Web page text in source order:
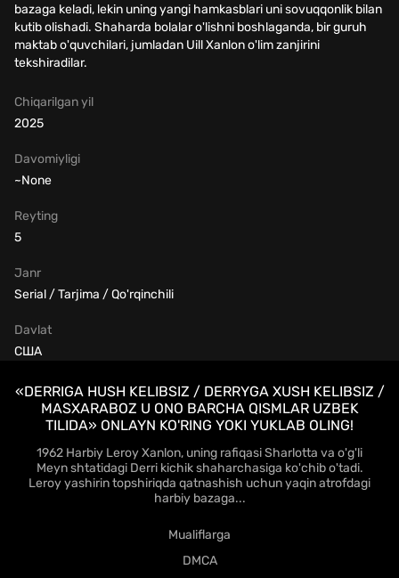
bazaga keladi, lekin uning yangi hamkasblari uni sovuqqonlik bilan
kutib olishadi. Shaharda bolalar o'lishni boshlaganda, bir guruh
maktab o'quvchilari, jumladan Uill Xanlon o'lim zanjirini
tekshiradilar.
Chiqarilgan yil
2025
Janr
Serial / Tarjima / Qo'rqinchili
Davomiyligi
~None
Davlat
США
Reyting
5
«DERRIGA HUSH KELIBSIZ / DERRYGA XUSH KELIBSIZ /
MASXARABOZ U ONO BARCHA QISMLAR UZBEK
TILIDA» ONLAYN KO'RING YOKI YUKLAB OLING!
1962 Harbiy Leroy Xanlon, uning rafiqasi Sharlotta va o'g'li
Meyn shtatidagi Derri kichik shaharchasiga ko'chib o'tadi.
Leroy yashirin topshiriqda qatnashish uchun yaqin atrofdagi
harbiy bazaga...
Mualiflarga
DMCA